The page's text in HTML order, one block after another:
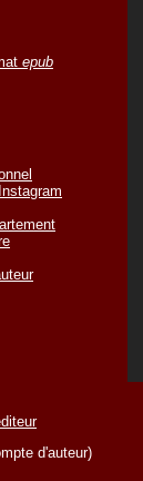
epub
d'auteur)